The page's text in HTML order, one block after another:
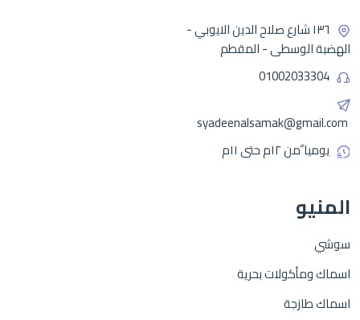
١٣٦ شارع صلاح الدين الايوبي -
الهضبة الوسطى - المقطم
01002033304
syadeenalsamak@gmail.com
يوميا ًمن ١٢م حتى ١١م
المنيو
سوشي
اسماك ومأكولات بحرية
اسماك طازجة